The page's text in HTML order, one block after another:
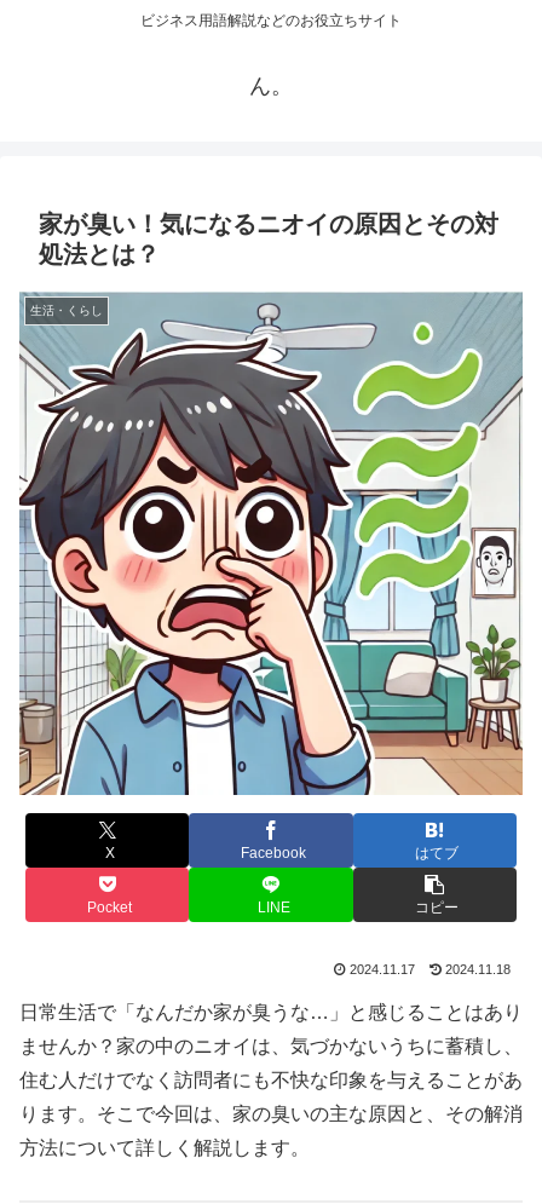
ビジネス用語解説などのお役立ちサイト
ん。
家が臭い！気になるニオイの原因とその対
処法とは？
生活・くらし
X Facebook はてブ
Pocket LINE コピー
2024.11.17 2024.11.18
日常生活で「なんだか家が臭うな…」と感じることはあり
ませんか？家の中のニオイは、気づかないうちに蓄積し、
住む人だけでなく訪問者にも不快な印象を与えることがあ
ります。そこで今回は、家の臭いの主な原因と、その解消
方法について詳しく解説します。